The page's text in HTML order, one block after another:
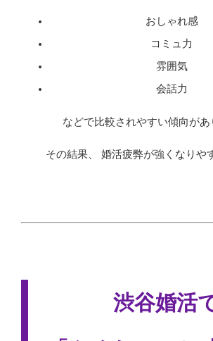
おしゃれ感
コミュ力
雰囲気
会話力
などで比較されやすい傾向があ
その結果、 婚活疲弊が強くなりや
渋谷婚活